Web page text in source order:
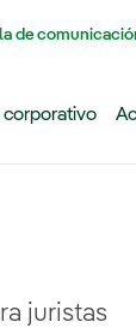
de
corporativo
juristas